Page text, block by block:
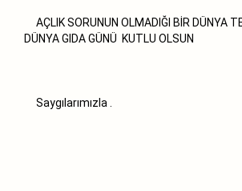
AÇLIK SORUNUN OLMADIĞI BİR DÜNYA
DÜNYA GIDA GÜNÜ KUTLU OLSUN
Saygılarımızla .